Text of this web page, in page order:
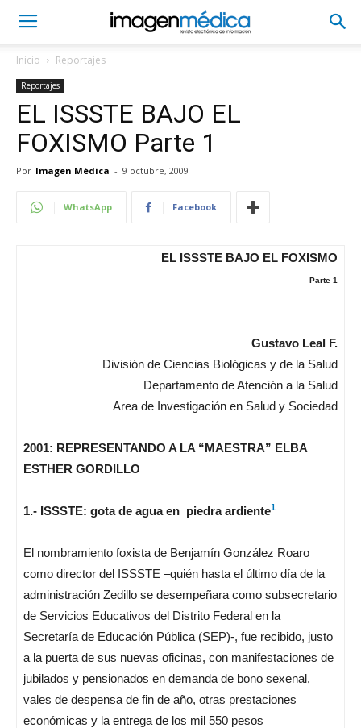
Inicio Reportajes
Reportajes
EL ISSSTE BAJO EL
FOXISMO Parte 1
Por Imagen Médica - 9 octubre, 2009
WhatsApp Facebook
EL ISSSTE BAJO EL FOXISMO
Parte 1
Gustavo Leal F.
División de Ciencias Biológicas y de la Salud
Departamento de Atención a la Salud
Area de Investigación en Salud y Sociedad
2001: REPRESENTANDO A LA “MAESTRA” ELBA
ESTHER GORDILLO
1.- ISSSTE: gota de agua en piedra ardiente1
El nombramiento foxista de Benjamín González Roaro
como director del ISSSTE –quién hasta el último día de la
administración Zedillo se desempeñara como subsecretario
de Servicios Educativos del Distrito Federal en la
Secretaría de Educación Pública (SEP)-, fue recibido, justo
a la puerta de sus nuevas oficinas, con manifestaciones de
jubilados y pensionados en demanda de bono sexenal,
vales de despensa de fin de año, otras prestaciones
económicas y la entrega de los mil 550 pesos